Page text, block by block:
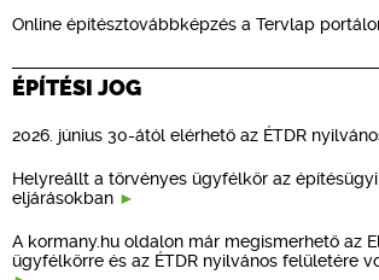
Online építésztovábbképzés a Tervlap
ÉPÍTÉSI JOG
2026. június 30-ától elérhető az ÉTDR
Helyreállt a törvényes ügyfélkör az
eljárásokban
A kormany.hu oldalon már megismerhető az
ügyfélkörre és az ÉTDR nyilvános felületére